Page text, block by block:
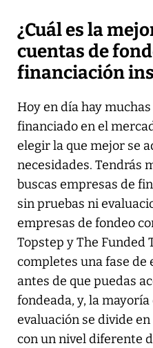
¿Cuál es la
cuentas de
financiación
Hoy en día hay
financiado en el
elegir la que mejor se
necesidades. Tendrás
buscas empresas de
sin pruebas ni
empresas de fondeo
Topstep y The Funded
completes una fase de
antes de que puedas
fondeada, y, la mayoría
evaluación se divide
con un nivel diferente